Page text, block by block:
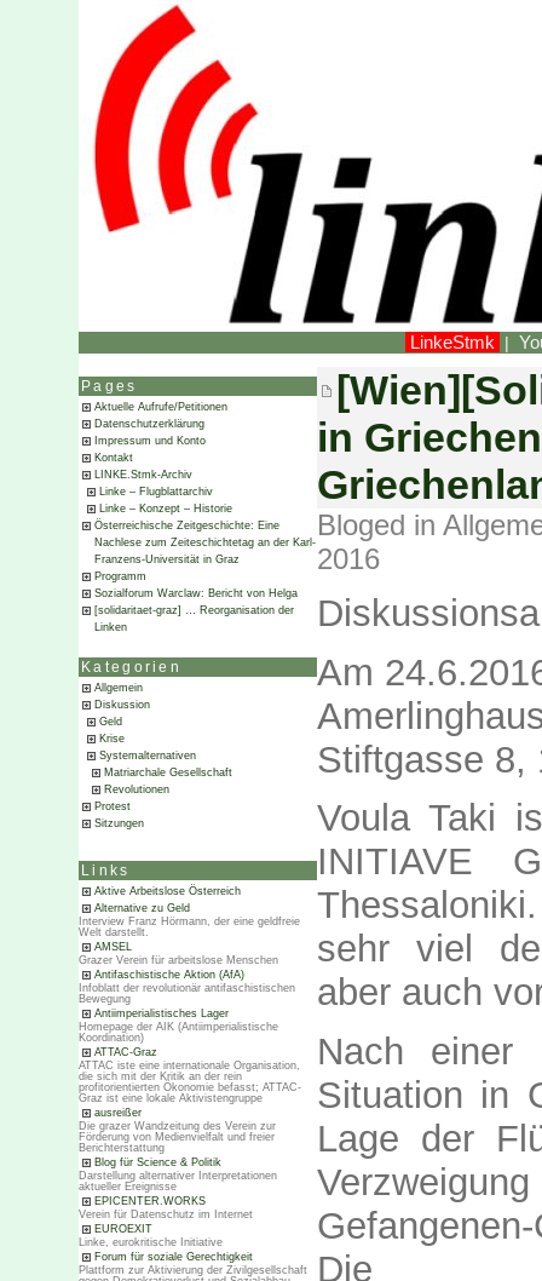
LinkeStmk |
Pages
Aktuelle Aufrufe/Petitionen
Datenschutzerklärung
Impressum und Konto
Kontakt
LINKE.Stmk-Archiv
Linke – Flugblattarchiv
Linke – Konzept – Historie
Österreichische Zeitgeschichte: Eine
Nachlese zum Zeiteschichtetag an der Karl-
Franzens-Universität in Graz
Programm
Sozialforum Warclaw: Bericht von Helga
[solidaritaet-graz] … Reorganisation der
Linken
Kategorien
Allgemein
Diskussion
Geld
Krise
Systemalternativen
Matriarchale Gesellschaft
Revolutionen
Protest
Sitzungen
Links
Aktive Arbeitslose Österreich
Alternative zu Geld
Interview Franz Hörmann, der eine geldfreie
Welt darstellt.
AMSEL
Grazer Verein für arbeitslose Menschen
Antifaschistische Aktion (AfA)
Infoblatt der revolutionär antifaschistischen
Bewegung
Antiimperialistisches Lager
Homepage der AIK (Antiimperialistische
Koordination)
ATTAC-Graz
ATTAC iste eine internationale Organisation,
die sich mit der Kritik an der rein
profitorientierten Ökonomie befasst; ATTAC-
Graz ist eine lokale Aktivistengruppe
ausreißer
Die grazer Wandzeitung des Verein zur
Förderung von Medienvielfalt und freier
Berichterstattung
Blog für Science & Politik
Darstellung alternativer Interpretationen
aktueller Ereignisse
EPICENTER.WORKS
Verein für Datenschutz im Internet
EUROEXIT
Linke, eurokritische Initiative
Forum für soziale Gerechtigkeit
Plattform zur Aktivierung der Zivilgesellschaft
in
Bloged in
2016
Am
Stiftgasse 8,
Voula Taki
INITIAVE
sehr viel
aber auch
Nach einer
Situation in
Lage der
Die